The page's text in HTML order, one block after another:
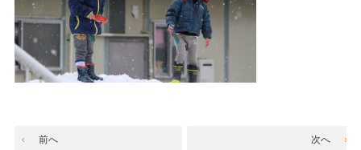
前へ 次へ